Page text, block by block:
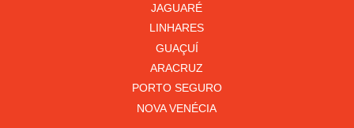
JAGUARÉ
LINHARES
GUAÇUÍ
ARACRUZ
PORTO SEGURO
NOVA VENÉCIA